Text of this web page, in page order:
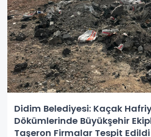
Didim Belediyesi: Kaçak
Dökümlerinde Büyükşehir
Taşeron Firmalar Tespit Edildi